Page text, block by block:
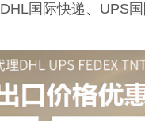
DHL国际快递 、 UPS